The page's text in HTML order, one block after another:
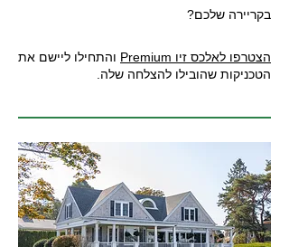
בקריירה שלכם?
הצטרפו לאלכס זיו Premium
והתחילו ליישם את
הטכניקות שהובילו להצלחה שלה.